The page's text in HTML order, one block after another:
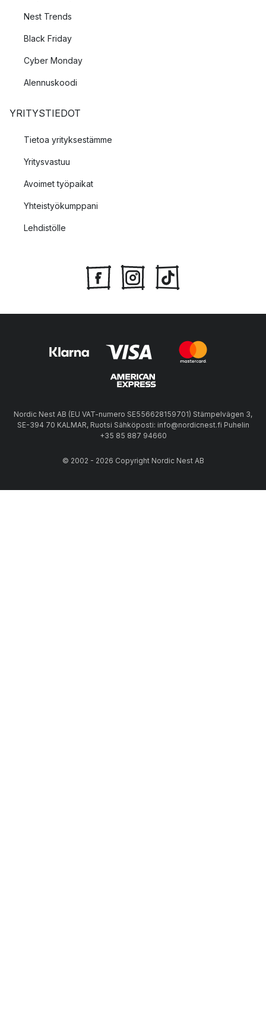
Nest Trends
Black Friday
Cyber Monday
Alennuskoodi
YRITYSTIEDOT
Tietoa yrityksestämme
Yritysvastuu
Avoimet työpaikat
Yhteistyökumppani
Lehdistölle
Nordic Nest AB (EU VAT-numero SE556628159701) Stämpelvägen 3,
SE-394 70 KALMAR, Ruotsi Sähköposti: info@nordicnest.fi Puhelin
+35 85 887 94660
© 2002 - 2026 Copyright Nordic Nest AB